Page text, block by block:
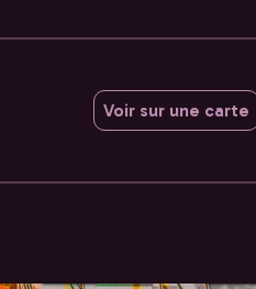
Voir sur une carte